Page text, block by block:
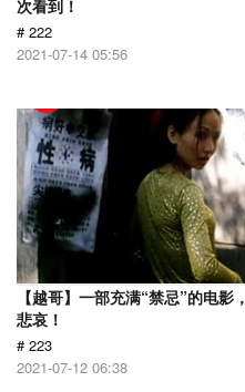
次看到！
# 222
2021-07-14 05:56
【越哥】一部充满“禁忌”的电
悲哀！
# 223
2021-07-12 06:38